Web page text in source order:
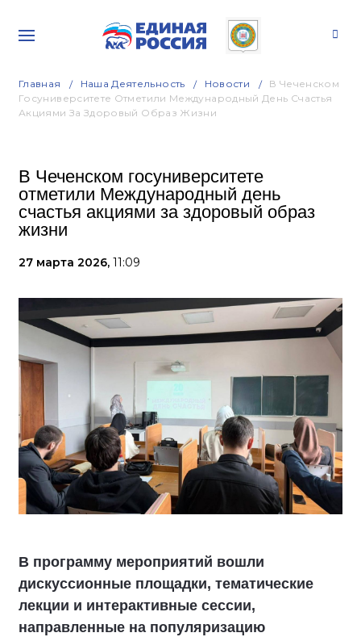
Главная Наша Деятельность Новости
В Чеченском
Госуниверситете Отметили Международный День Счастья
Акциями За Здоровый Образ Жизни
В Чеченском госуниверситете
отметили Международный день
счастья акциями за здоровый образ
жизни
27 марта 2026, 11:09
В программу мероприятий вошли
дискуссионные площадки, тематические
лекции и интерактивные сессии,
направленные на популяризацию